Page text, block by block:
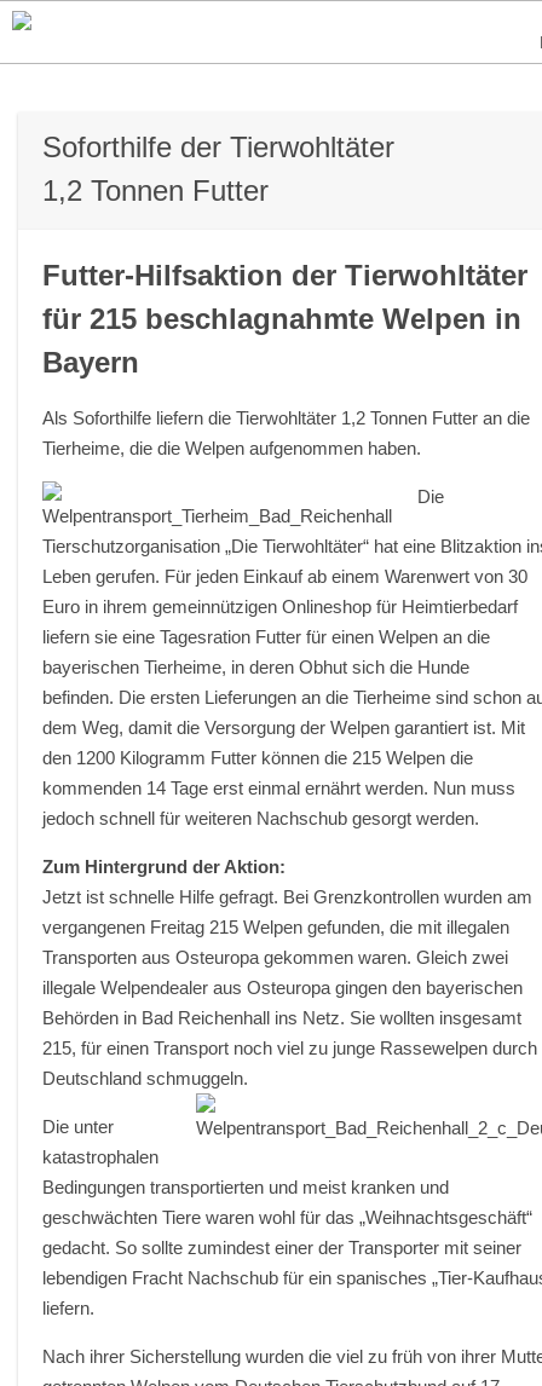
Soforthilfe der Tierwohltäter
1,2 Tonnen Futter
Futter-Hilfsaktion der Tierwohltäter
für 215 beschlagnahmte Welpen in
Bayern
Als Soforthilfe liefern die Tierwohltäter 1,2 Tonnen Futter an die
Tierheime, die die Welpen aufgenommen haben.
Die
Tierschutzorganisation „Die Tierwohltäter“ hat eine Blitzaktion
Leben gerufen. Für jeden Einkauf ab einem Warenwert von 30
Euro in ihrem gemeinnützigen Onlineshop für Heimtierbedarf
liefern sie eine Tagesration Futter für einen Welpen an die
bayerischen Tierheime, in deren Obhut sich die Hunde
befinden. Die ersten Lieferungen an die Tierheime sind schon
dem Weg, damit die Versorgung der Welpen garantiert ist. Mit
den 1200 Kilogramm Futter können die 215 Welpen die
kommenden 14 Tage erst einmal ernährt werden. Nun muss
jedoch schnell für weiteren Nachschub gesorgt werden.
Zum Hintergrund der Aktion:
Jetzt ist schnelle Hilfe gefragt. Bei Grenzkontrollen wurden am
vergangenen Freitag 215 Welpen gefunden, die mit illegalen
Transporten aus Osteuropa gekommen waren. Gleich zwei
illegale Welpendealer aus Osteuropa gingen den bayerischen
Behörden in Bad Reichenhall ins Netz. Sie wollten insgesamt
215, für einen Transport noch viel zu junge Rassewelpen durch
Deutschland schmuggeln.
Die unter
katastrophalen
Bedingungen transportierten und meist kranken und
geschwächten Tiere waren wohl für das „Weihnachtsgeschäft“
gedacht. So sollte zumindest einer der Transporter mit seiner
lebendigen Fracht Nachschub für ein spanisches „Tier-
liefern.
Nach ihrer Sicherstellung wurden die viel zu früh von ihrer